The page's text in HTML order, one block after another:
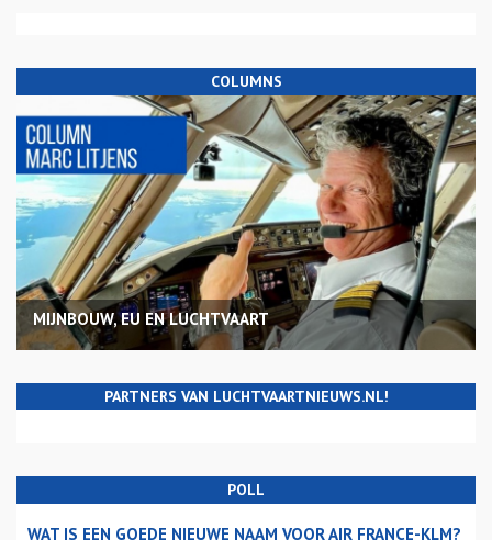
COLUMNS
MIJNBOUW, EU EN LUCHTVAART
PARTNERS VAN LUCHTVAARTNIEUWS.NL!
POLL
WAT IS EEN GOEDE NIEUWE NAAM VOOR AIR FRANCE-KLM?